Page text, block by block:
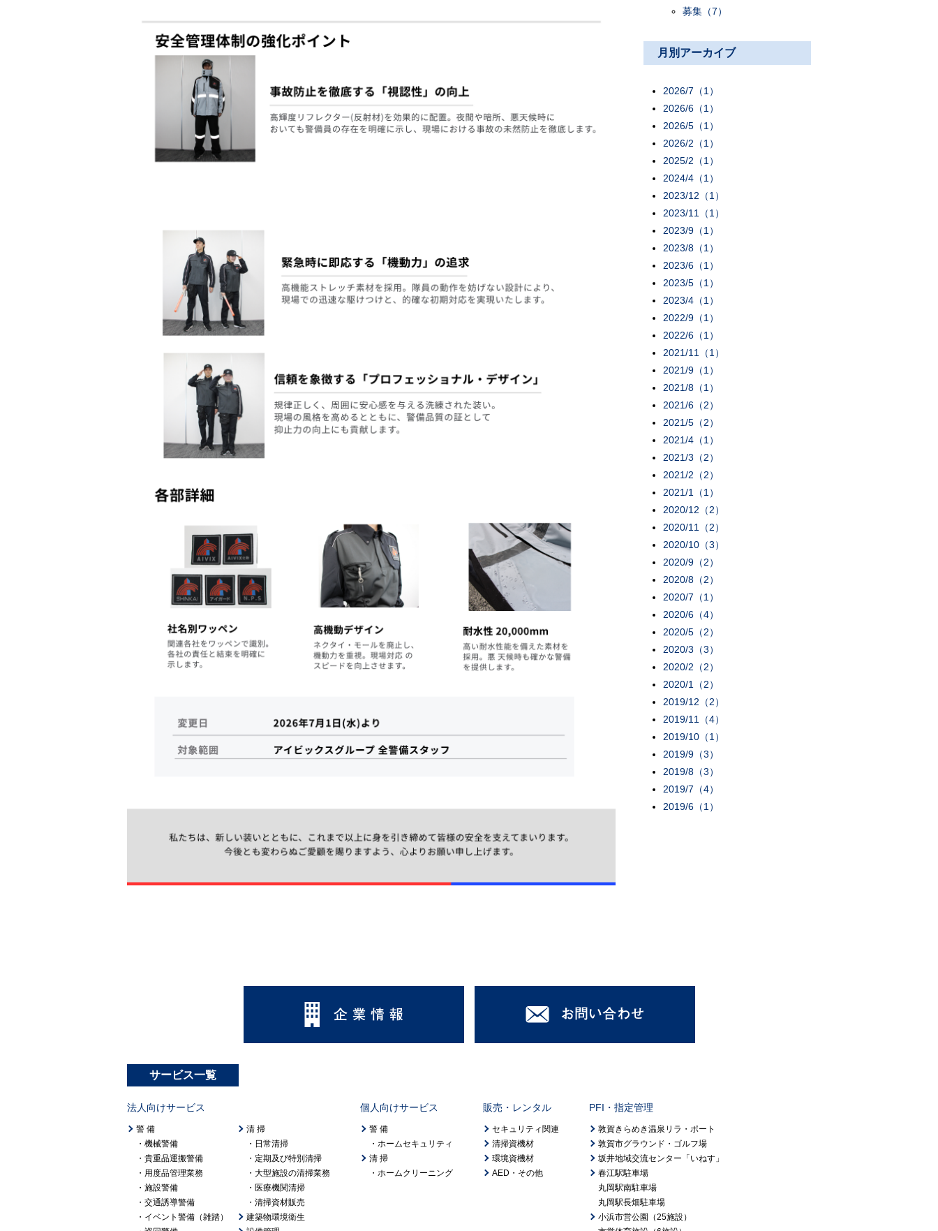
募集 （7）
月別アーカイブ
2026/7（1）
2026/6（1）
2026/5（1）
2026/2（1）
2025/2（1）
2024/4（1）
2023/12（1）
2023/11（1）
2023/9（1）
2023/8（1）
2023/6（1）
2023/5（1）
2023/4（1）
2022/9（1）
2022/6（1）
2021/11（1）
2021/9（1）
2021/8（1）
2021/6（2）
2021/5（2）
2021/4（1）
2021/3（2）
2021/2（2）
2021/1（1）
2020/12（2）
2020/11（2）
2020/10（3）
2020/9（2）
2020/8（2）
2020/7（1）
2020/6（4）
2020/5（2）
2020/3（3）
2020/2（2）
2020/1（2）
2019/12（2）
2019/11（4）
2019/10（1）
2019/9（3）
2019/8（3）
2019/7（4）
2019/6（1）
サービス一覧
法人向けサービス
警 備
機械警備
貴重品運搬警備
用度品管理業務
施設警備
交通誘導警備
イベント警備（雑踏）
清 掃
日常清掃
定期及び特別清掃
大型施設の清掃業務
医療機関清掃
清掃資材販売
建築物環境衛生
個人向けサービス
警 備
ホームセキュリティ
清 掃
ホームクリーニング
販売・レンタル
セキュリティ関連
清掃資機材
環境資機材
AED・その他
PFI・指定管理
敦賀きらめき温泉リラ・ポート
敦賀市グラウンド・ゴルフ場
坂井地域交流センター「いねす」
春江駅駐車場
丸岡駅南駐車場
丸岡駅長畑駐車場
小浜市営公園（25施設）